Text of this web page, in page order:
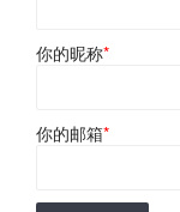
你的昵称*
你的邮箱*